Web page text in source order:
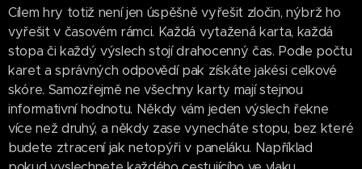
Cílem hry totiž není jen úspěšně vyřešit zločin, nýbrž ho
vyřešit v časovém rámci. Každá vytažená karta, každá
stopa či každý výslech stojí drahocenný čas. Podle počtu
karet a správných odpovědí pak získáte jakési celkové
skóre. Samozřejmě ne všechny karty mají stejnou
informativní hodnotu. Někdy vám jeden výslech řekne
více než druhý, a někdy zase vynecháte stopu, bez které
budete ztracení jak netopýři v paneláku. Například